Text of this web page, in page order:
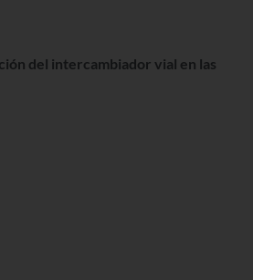
del intercambiador vial en las